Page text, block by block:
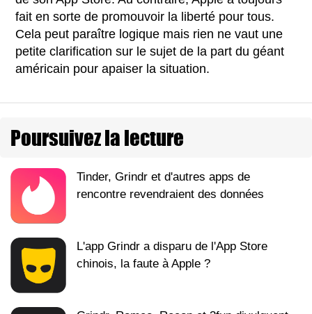
fait en sorte de promouvoir la liberté pour tous.
Cela peut paraître logique mais rien ne vaut une
petite clarification sur le sujet de la part du géant
américain pour apaiser la situation.
Poursuivez la lecture
Tinder, Grindr et d'autres apps de
rencontre revendraient des données
L'app Grindr a disparu de l'App Store
chinois, la faute à Apple ?